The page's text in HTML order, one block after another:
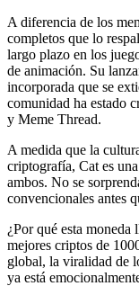
A diferencia de los
completos que lo
largo plazo en los
de animación. Su
incorporada que se
comunidad ha estado
y Meme Thread.
A medida que la
criptografía, Cat es
ambos. No se
convencionales antes
¿Por qué esta moneda
mejores criptos de
global, la viralidad de
ya está